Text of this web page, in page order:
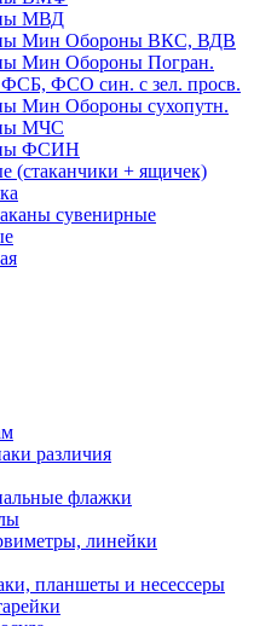
МВД
Мин Обороны ВКС, ВДВ
Мин Обороны Погран.
ФСО син. с зел. просв.
Мин Обороны сухопутн.
МЧС
ФСИН
(стаканчики + ящичек)
сувенирные
различия
флажки
линейки
планшеты и несессеры